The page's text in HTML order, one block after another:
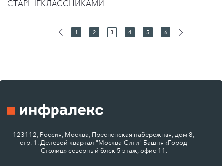
СТАРШЕКЛАССНИКАМИ
1 2 3 4 5 6
123112, Россия, Москва, Пресненская набережная, дом 8,
стр. 1. Деловой квартал "Москва-Сити" Башня «Город
Столиц» северный блок 5 этаж, офис 11.